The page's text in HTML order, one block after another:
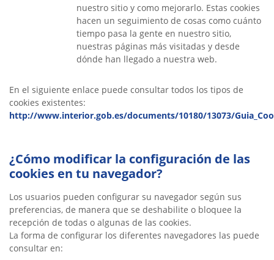
nuestro sitio y como mejorarlo. Estas cookies
hacen un seguimiento de cosas como cuánto
tiempo pasa la gente en nuestro sitio,
nuestras páginas más visitadas y desde
dónde han llegado a nuestra web.
En el siguiente enlace puede consultar todos los tipos de
cookies existentes:
http://www.interior.gob.es/documents/10180/13073/
¿Cómo modificar la configuración de las
cookies en tu navegador?
Los usuarios pueden configurar su navegador según sus
preferencias, de manera que se deshabilite o bloquee la
recepción de todas o algunas de las cookies.
La forma de configurar los diferentes navegadores las puede
consultar en: